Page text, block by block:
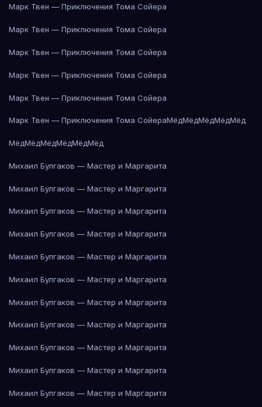
Марк Твен — Приключения Тома Сойера
Марк Твен — Приключения Тома Сойера
Марк Твен — Приключения Тома Сойера
Марк Твен — Приключения Тома Сойера
Марк Твен — Приключения Тома Сойера
Марк Твен — Приключения Тома СойераМёдМёдМёдМёдМёд
МёдМёдМёдМёдМёдМёд
Михаил Булгаков — Мастер и Маргарита
Михаил Булгаков — Мастер и Маргарита
Михаил Булгаков — Мастер и Маргарита
Михаил Булгаков — Мастер и Маргарита
Михаил Булгаков — Мастер и Маргарита
Михаил Булгаков — Мастер и Маргарита
Михаил Булгаков — Мастер и Маргарита
Михаил Булгаков — Мастер и Маргарита
Михаил Булгаков — Мастер и Маргарита
Михаил Булгаков — Мастер и Маргарита
Михаил Булгаков — Мастер и Маргарита